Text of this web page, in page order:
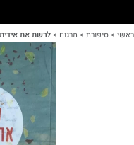
ראשי >סיפורת > תרגום >לרשת את אידית